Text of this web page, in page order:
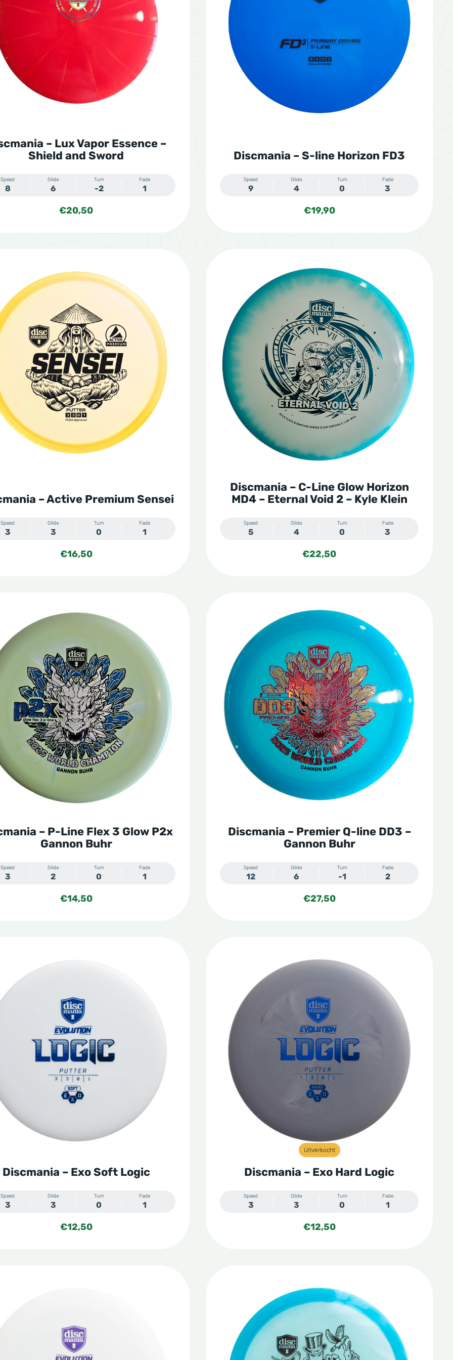
– Lux Vapor Essence –
Shield and Sword
Speed
8
Glide
6
Turn
-2
Fade
1
€20,50
Discmania – S-line Horizon FD3
Speed
9
Glide
4
Turn
0
Fade
3
€19,90
– Active Premium Sensei
Speed
3
Glide
3
Turn
0
Fade
1
€16,50
Discmania – C-Line Glow Horizon
MD4 – Eternal Void 2 – Kyle Klein
Speed
5
Glide
4
Turn
0
Fade
3
€22,50
– P-Line Flex 3 Glow P2x
Gannon Buhr
Speed
3
Glide
2
Turn
0
Fade
1
€14,50
Discmania – Premier Q-line DD3 –
Gannon Buhr
Speed
12
Glide
6
Turn
-1
Fade
2
€27,50
Discmania – Exo Soft Logic
Speed
3
Glide
3
Turn
0
Fade
1
€12,50
Uitverkocht
Discmania – Exo Hard Logic
Speed
3
Glide
3
Turn
0
Fade
1
€12,50